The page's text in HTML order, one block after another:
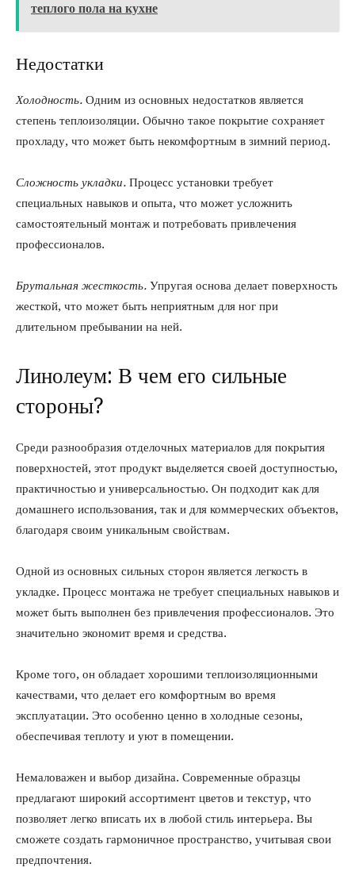
теплого пола на кухне
Недостатки
Холодность. Одним из основных недостатков является
степень теплоизоляции. Обычно такое покрытие сохраняет
прохладу, что может быть некомфортным в зимний период.
Сложность укладки. Процесс установки требует
специальных навыков и опыта, что может усложнить
самостоятельный монтаж и потребовать привлечения
профессионалов.
Брутальная жесткость. Упругая основа делает поверхность
жесткой, что может быть неприятным для ног при
длительном пребывании на ней.
Линолеум: В чем его сильные
стороны?
Среди разнообразия отделочных материалов для покрытия
поверхностей, этот продукт выделяется своей доступностью,
практичностью и универсальностью. Он подходит как для
домашнего использования, так и для коммерческих объектов,
благодаря своим уникальным свойствам.
Одной из основных сильных сторон является легкость в
укладке. Процесс монтажа не требует специальных навыков и
может быть выполнен без привлечения профессионалов. Это
значительно экономит время и средства.
Кроме того, он обладает хорошими теплоизоляционными
качествами, что делает его комфортным во время
эксплуатации. Это особенно ценно в холодные сезоны,
обеспечивая теплоту и уют в помещении.
Немаловажен и выбор дизайна. Современные образцы
предлагают широкий ассортимент цветов и текстур, что
позволяет легко вписать их в любой стиль интерьера. Вы
сможете создать гармоничное пространство, учитывая свои
предпочтения.